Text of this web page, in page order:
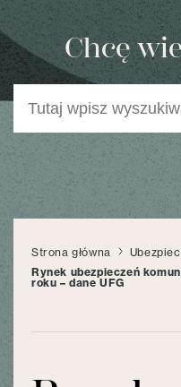
Chcę
Strona główna
Rynek ubezpieczeń
roku – dane UFG